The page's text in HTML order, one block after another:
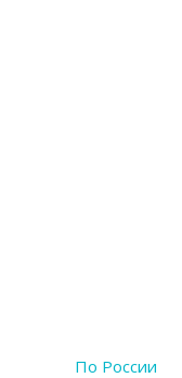
По России